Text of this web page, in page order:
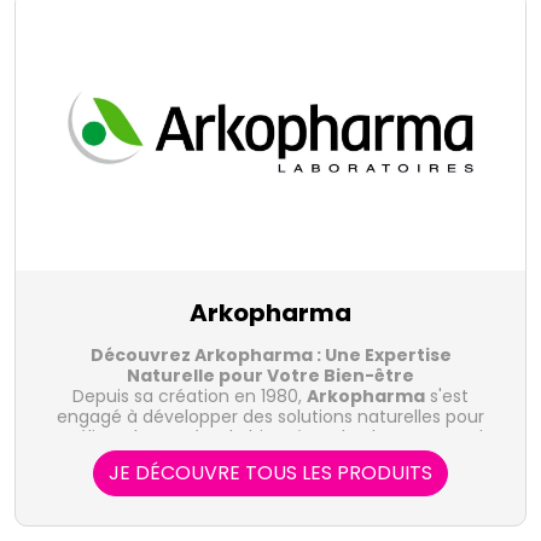
Arkopharma
Découvrez Arkopharma : Une Expertise
Naturelle pour Votre Bien-être
Depuis sa création en 1980, Arkopharma s'est
engagé à développer des solutions naturelles pour
améliorer la santé et le bien-être de chacun. Fort de
son expertise en phytothérapie et en compléments
alimentaires, le laboratoire Arkopharma propose une
large gamme de produits naturels et innovants pour
Les Gammes de Produits Arkopharma :
- ArkogélulesArkopharma:Les Arkogélules sont des
JE DÉCOUVRE TOUS LES PRODUITS